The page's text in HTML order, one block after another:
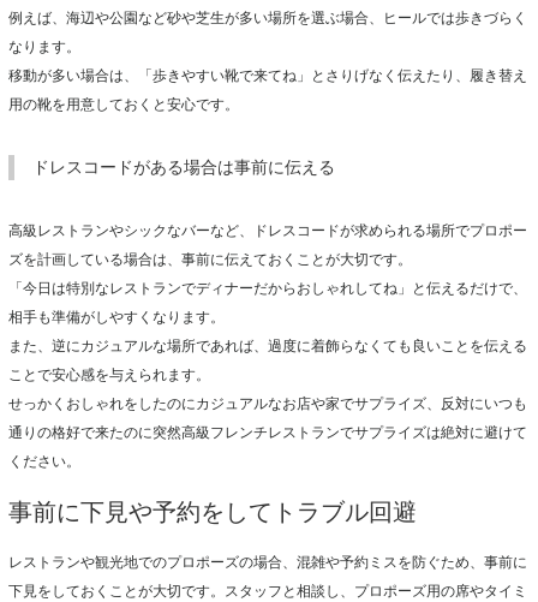
例えば、海辺や公園など砂や芝生が多い場所を選ぶ場合、ヒールでは歩きづらく
なります。
移動が多い場合は、「歩きやすい靴で来てね」とさりげなく伝えたり、履き替え
用の靴を用意しておくと安心です。
ドレスコードがある場合は事前に伝える
高級レストランやシックなバーなど、ドレスコードが求められる場所でプロポー
ズを計画している場合は、事前に伝えておくことが大切です。
「今日は特別なレストランでディナーだからおしゃれしてね」と伝えるだけで、
相手も準備がしやすくなります。
また、逆にカジュアルな場所であれば、過度に着飾らなくても良いことを伝える
ことで安心感を与えられます。
せっかくおしゃれをしたのにカジュアルなお店や家でサプライズ、反対にいつも
通りの格好で来たのに突然高級フレンチレストランでサプライズは絶対に避けて
ください。
事前に下見や予約をしてトラブル回避
レストランや観光地でのプロポーズの場合、混雑や予約ミスを防ぐため、事前に
下見をしておくことが大切です。スタッフと相談し、プロポーズ用の席やタイミ